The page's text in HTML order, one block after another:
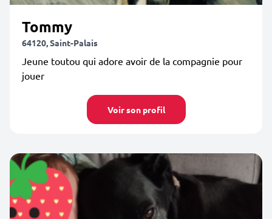
Tommy
64120, Saint-Palais
Jeune toutou qui adore avoir de la compagnie pour
jouer
Voir son profil